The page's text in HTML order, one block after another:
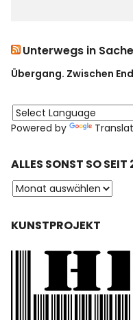
Unterwegs in
Übergang. Zwischen
Powered by
ALLES SONST SO SEIT
KUNSTPROJEKT